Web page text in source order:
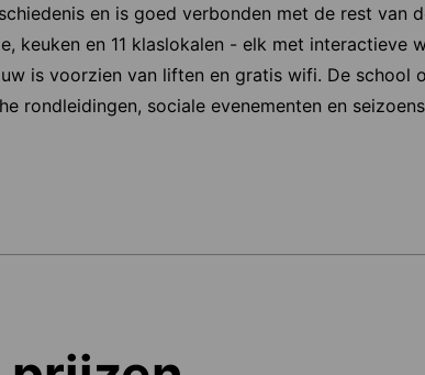
en is goed verbonden met de rest van
keuken en 11 klaslokalen - elk met interactieve
is voorzien van liften en gratis wifi. De school
rondleidingen, sociale evenementen en